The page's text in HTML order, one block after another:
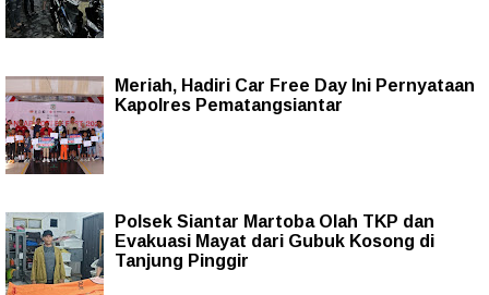
Meriah, Hadiri Car Free Day Ini Pernyataan
Kapolres Pematangsiantar
Polsek Siantar Martoba Olah TKP dan
Evakuasi Mayat dari Gubuk Kosong di
Tanjung Pinggir